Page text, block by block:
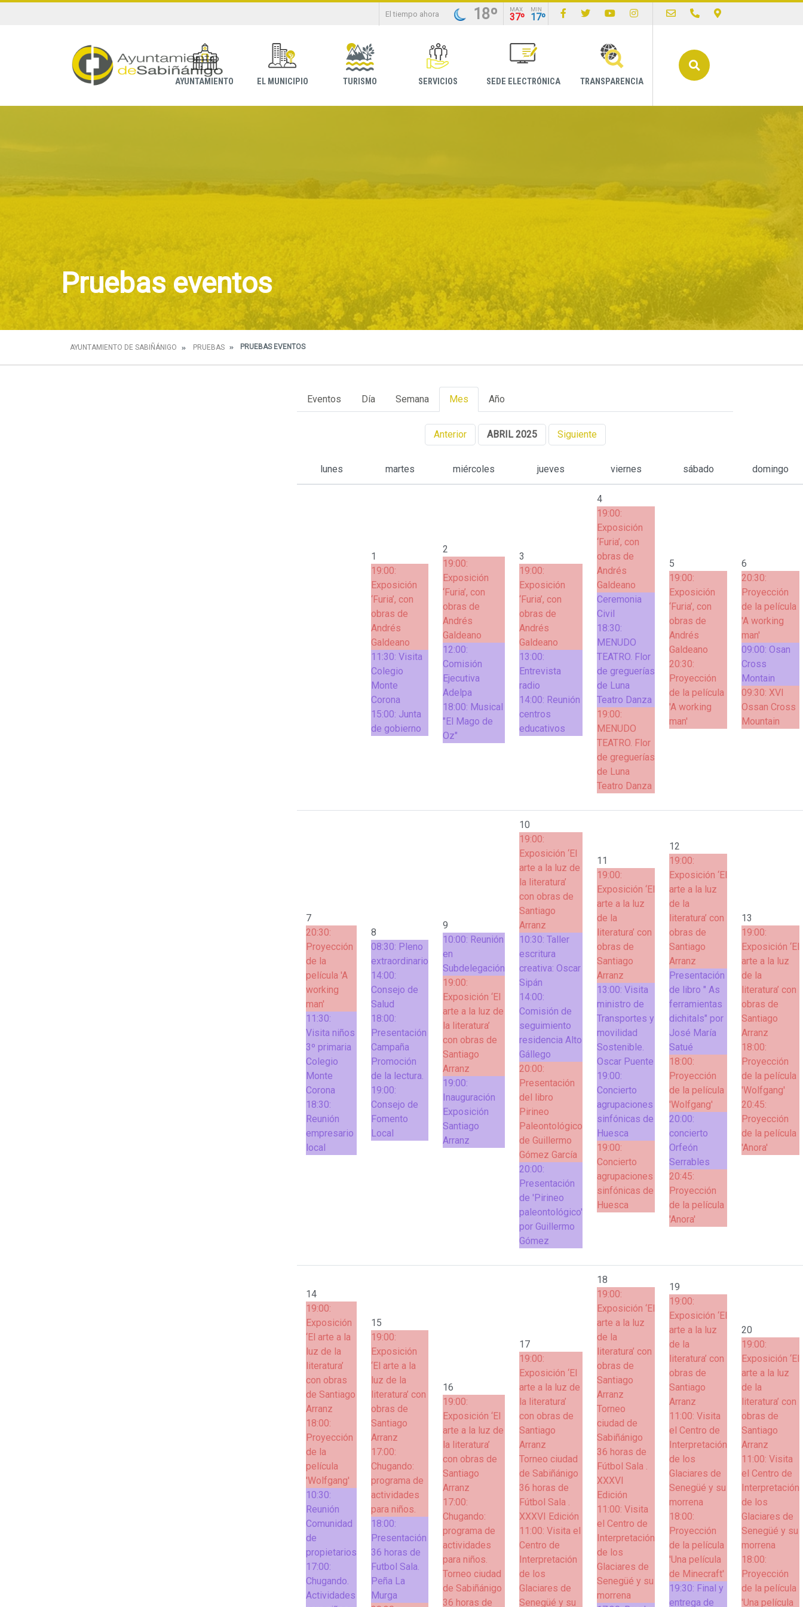
El tiempo ahora 18º MAX
37º
MIN
17º
AYUNTAMIENTO EL MUNICIPIO TURISMO SERVICIOS SEDE ELECTRÓNICA TRANSPARENCIA
Pruebas eventos
AYUNTAMIENTO DE SABIÑÁNIGO PRUEBAS PRUEBAS EVENTOS
Eventos Día Semana Mes Año
Anterior ABRIL 2025 Siguiente
lunes martes miércoles jueves viernes sábado domingo
1
19:00:
Exposición
‘Furia’, con
obras de
Andrés
Galdeano
11:30: Visita
Colegio
Monte
Corona
15:00: Junta
de gobierno
2
19:00:
Exposición
‘Furia’, con
obras de
Andrés
Galdeano
12:00:
Comisión
Ejecutiva
Adelpa
18:00: Musical
"El Mago de
Oz"
3
19:00:
Exposición
‘Furia’, con
obras de
Andrés
Galdeano
13:00:
Entrevista
radio
14:00: Reunión
centros
educativos
4
19:00:
Exposición
‘Furia’, con
obras de
Andrés
Galdeano
Ceremonia
Civil
18:30:
MENUDO
TEATRO. Flor
de greguerías
de Luna
Teatro Danza
19:00:
MENUDO
TEATRO. Flor
de greguerías
de Luna
Teatro Danza
5
19:00:
Exposición
‘Furia’, con
obras de
Andrés
Galdeano
20:30:
Proyección
de la película
'A working
man'
6
20:30:
Proyección
de la película
'A working
man'
09:00: Osan
Cross
Montain
09:30: XVI
Ossan Cross
Mountain
7
20:30:
Proyección
de la
película 'A
working
man'
11:30:
Visita niños
3º primaria
Colegio
Monte
Corona
18:30:
Reunión
empresario
local
8
08:30: Pleno
extraordinario
14:00:
Consejo de
Salud
18:00:
Presentación
Campaña
Promoción
de la lectura.
19:00:
Consejo de
Fomento
Local
9
10:00: Reunión
en
Subdelegación
19:00:
Exposición ‘El
arte a la luz de
la literatura’
con obras de
Santiago
Arranz
19:00:
Inauguración
Exposición
Santiago
Arranz
10
19:00:
Exposición ‘El
arte a la luz de
la literatura’
con obras de
Santiago
Arranz
10:30: Taller
escritura
creativa: Oscar
Sipán
14:00:
Comisión de
seguimiento
residencia Alto
Gállego
20:00:
Presentación
del libro
Pirineo
Paleontológico
de Guillermo
Gómez García
20:00:
Presentación
de 'Pirineo
paleontológico'
por Guillermo
Gómez
11
19:00:
Exposición ‘El
arte a la luz
de la
literatura’ con
obras de
Santiago
Arranz
13:00: Visita
ministro de
Transportes y
movilidad
Sostenible.
Oscar Puente
19:00:
Concierto
agrupaciones
sinfónicas de
Huesca
19:00:
Concierto
agrupaciones
sinfónicas de
Huesca
12
19:00:
Exposición ‘El
arte a la luz
de la
literatura’ con
obras de
Santiago
Arranz
Presentación
de libro " As
ferramientas
dichitals" por
José María
Satué
18:00:
Proyección
de la película
'Wolfgang'
20:00:
concierto
Orfeón
Serrables
20:45:
Proyección
de la película
'Anora'
13
19:00:
Exposición ‘El
arte a la luz
de la
literatura’ con
obras de
Santiago
Arranz
18:00:
Proyección
de la película
'Wolfgang'
20:45:
Proyección
de la película
'Anora'
14
19:00:
Exposición
‘El arte a la
luz de la
literatura’
con obras
de Santiago
Arranz
18:00:
Proyección
de la
película
'Wolfgang'
10:30:
Reunión
Comunidad
de
propietarios
17:00:
Chugando.
Actividades
15
19:00:
Exposición
‘El arte a la
luz de la
literatura’ con
obras de
Santiago
Arranz
17:00:
Chugando:
programa de
actividades
para niños.
18:00:
Presentación
36 horas de
Futbol Sala.
Peña La
Murga
16
19:00:
Exposición ‘El
arte a la luz de
la literatura’
con obras de
Santiago
Arranz
17:00:
Chugando:
programa de
actividades
para niños.
Torneo ciudad
de Sabiñánigo
36 horas de
17
19:00:
Exposición ‘El
arte a la luz de
la literatura’
con obras de
Santiago
Arranz
Torneo ciudad
de Sabiñánigo
36 horas de
Fútbol Sala .
XXXVI Edición
11:00: Visita el
Centro de
Interpretación
de los
Glaciares de
Senegüé y su
18
19:00:
Exposición ‘El
arte a la luz
de la
literatura’ con
obras de
Santiago
Arranz
Torneo
ciudad de
Sabiñánigo
36 horas de
Fútbol Sala .
XXXVI
Edición
11:00: Visita
el Centro de
Interpretación
de los
Glaciares de
Senegüé y su
morrena
19
19:00:
Exposición ‘El
arte a la luz
de la
literatura’ con
obras de
Santiago
Arranz
11:00: Visita
el Centro de
Interpretación
de los
Glaciares de
Senegüé y su
morrena
18:00:
Proyección
de la película
'Una película
de Minecraft'
19:30: Final y
entrega de
20
19:00:
Exposición ‘El
arte a la luz
de la
literatura’ con
obras de
Santiago
Arranz
11:00: Visita
el Centro de
Interpretación
de los
Glaciares de
Senegüé y su
morrena
18:00:
Proyección
de la película
'Una película